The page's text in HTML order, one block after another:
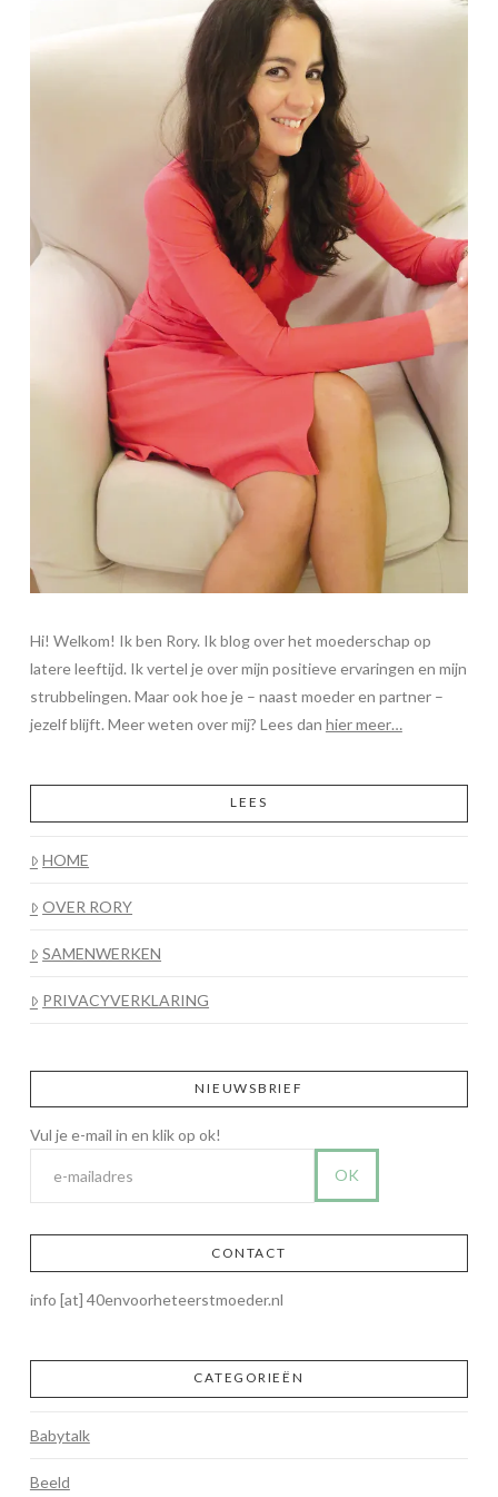
Hi! Welkom! Ik ben Rory. Ik blog over het moederschap op
latere leeftijd. Ik vertel je over mijn positieve ervaringen en mijn
strubbelingen. Maar ook hoe je – naast moeder en partner –
jezelf blijft. Meer weten over mij? Lees dan hier meer…
LEES
HOME
OVER RORY
SAMENWERKEN
PRIVACYVERKLARING
NIEUWSBRIEF
CONTACT
info [at] 40envoorheteerstmoeder.nl
CATEGORIEËN
Babytalk
Beeld